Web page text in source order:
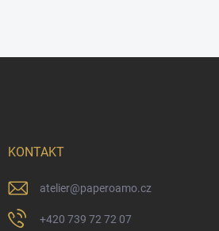
KONTAKT
atelier@paperoamo.cz
+420 739 72 72 07